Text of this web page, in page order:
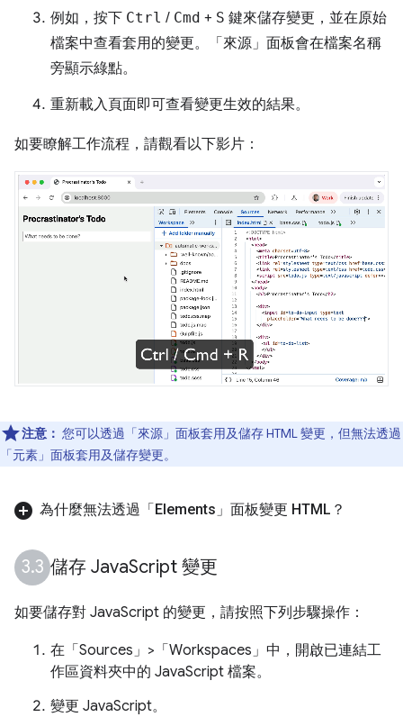
例如，按下 Ctrl / Cmd + S 鍵來儲存變更，並在原始
檔案中查看套用的變更。「來源」 面板會在檔案名稱
旁顯示綠點。
重新載入頁面即可查看變更生效的結果。
如要瞭解工作流程，請觀看以下影片：
注意： 您可以透過「來源」 面板套用及儲存 HTML 變更，但無法透過
「元素」 面板套用及儲存變更。
為什麼無法透過「Elements」 面板變更 HTML？
儲存 JavaScript 變更
如要儲存對 JavaScript 的變更，請按照下列步驟操作：
在「Sources」>「Workspaces」 中，開啟已連結工
作區資料夾中的 JavaScript 檔案。
變更 JavaScript。